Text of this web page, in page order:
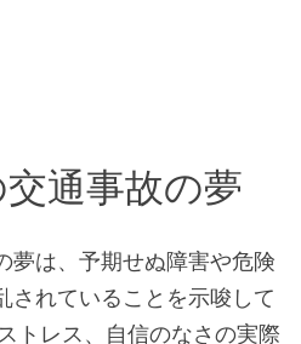
通事故の夢
夢は、予期せぬ障害や危険
されていることを示唆して
トレス、自信のなさの実際